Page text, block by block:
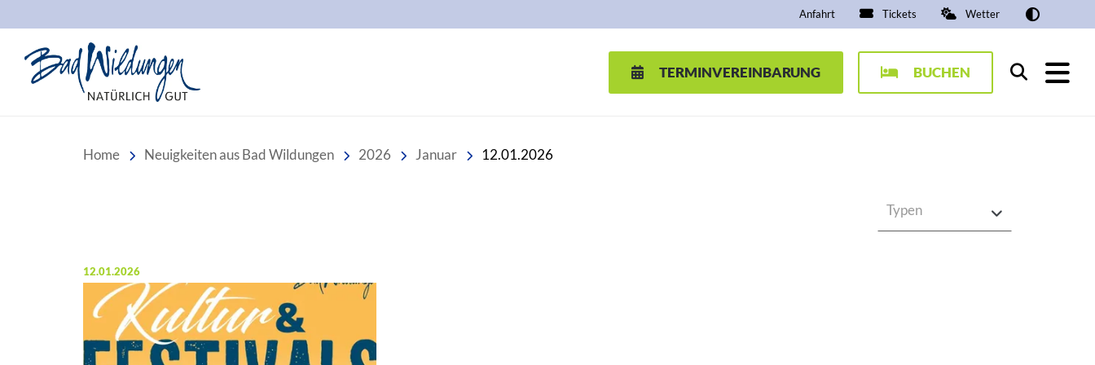
Anfahrt Tickets Wetter
TERMINVEREINBARUNG BUCHEN Suchen
Home Neuigkeiten aus Bad Wildungen 2026 Januar 12.01.2026
Typen
Veröffentlicht am:
12.01.2026